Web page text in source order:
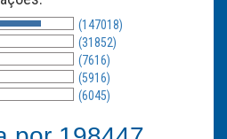
(147018)
(31852)
(7616)
(5916)
(6045)